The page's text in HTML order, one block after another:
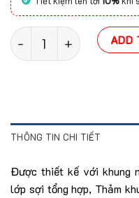
Thảm khung nhômADD
THÔNG TIN CHI TIẾT
Được thiết kế với khung
lớp sợi tổng hợp, Thảm